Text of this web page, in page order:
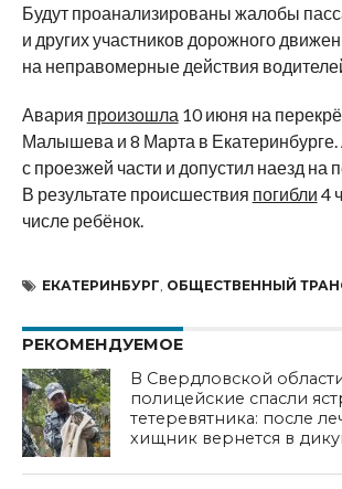
Будут проанализированы жалобы
и других участников дорожного
на неправомерные действия
Авария произошла 10 июня на
Малышева и 8 Марта в Екатеринбурге.
с проезжей части и допустил наезд на
В результате происшествия погибли 4
числе ребёнок.
ЕКАТЕРИНБУРГ ОБЩЕСТВЕННЫЙ
РЕКОМЕНДУЕМОЕ
В Свердловской
полицейские спасли
тетеревятника: после
хищник вернется в